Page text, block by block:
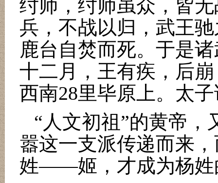
纣师，纣师虽众，皆
兵，不战以归，武王
鹿台自焚而死。于是
十二月，王有疾，后
西南28里毕原上。太
“人文初祖 ”的黄帝，
嚣这一支派传递而来
姓——姬，才成为杨